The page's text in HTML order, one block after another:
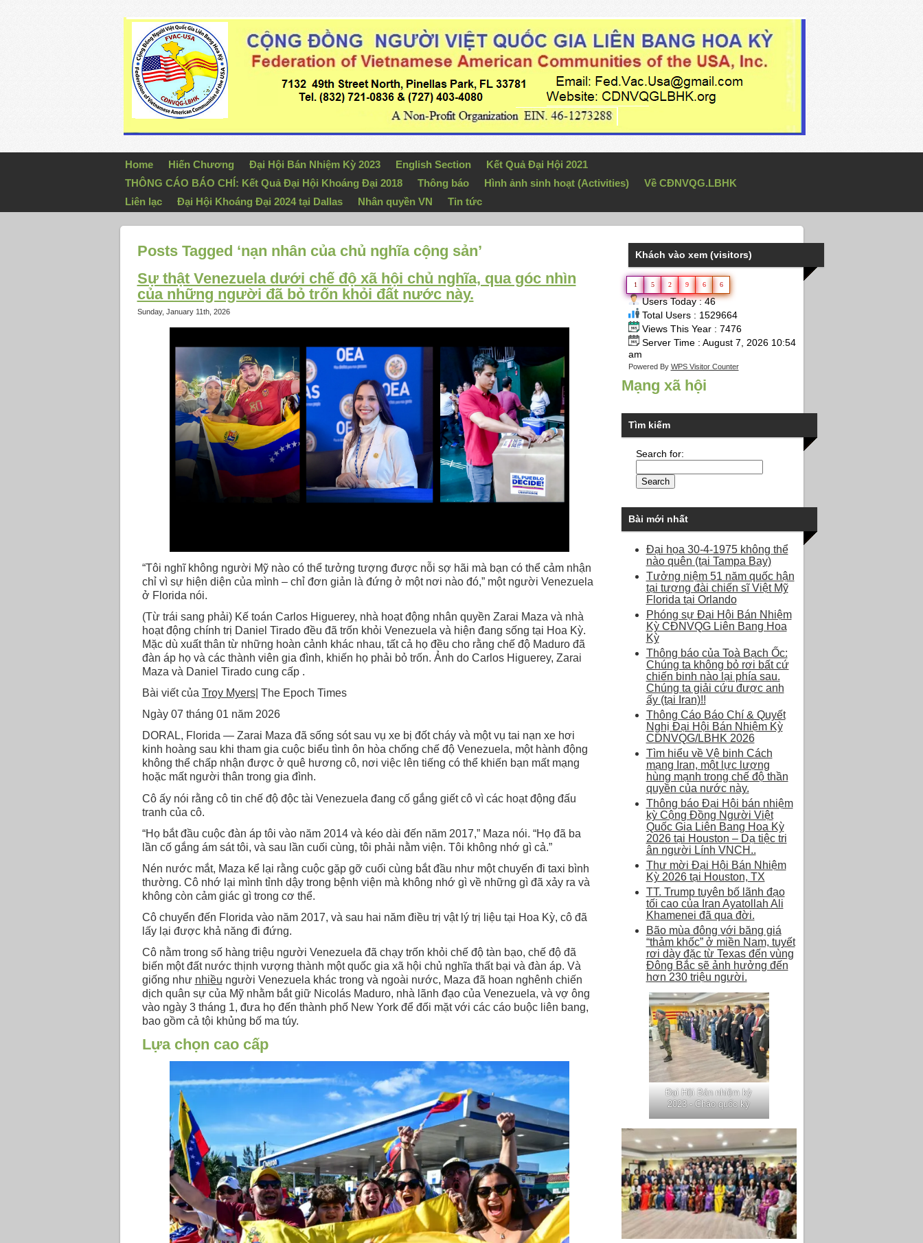
Home Hiến Chương Đại Hội Bán Nhiệm Kỳ 2023 English Section
Kết Quả Đại Hội 2021
THÔNG CÁO BÁO CHÍ: Kết Quả Đại Hội Khoáng Đại 2018
Thông báo Hình ảnh sinh hoạt (Activities)
Về CĐNVQG.LBHK
Liên lạc
Đại Hội Khoáng Đại 2024 tại Dallas Nhân quyền VN Tin tức
Posts Tagged ‘nạn nhân của chủ nghĩa cộng sản’
Sự thật Venezuela dưới chế độ xã hội chủ nghĩa, qua góc nhìn
của những người đã bỏ trốn khỏi đất nước này.
Sunday, January 11th, 2026
“Tôi nghĩ không người Mỹ nào có thể tưởng tượng được nỗi sợ hãi mà bạn có thể cảm nhận
chỉ vì sự hiện diện của mình – chỉ đơn giản là đứng ở một nơi nào đó,” một người Venezuela
ở Florida nói.
(Từ trái sang phải) Kế toán Carlos Higuerey, nhà hoạt động nhân quyền Zarai Maza và nhà
hoạt động chính trị Daniel Tirado đều đã trốn khỏi Venezuela và hiện đang sống tại Hoa Kỳ.
Mặc dù xuất thân từ những hoàn cảnh khác nhau, tất cả họ đều cho rằng chế độ Maduro đã
đàn áp họ và các thành viên gia đình, khiến họ phải bỏ trốn. Ảnh do Carlos Higuerey, Zarai
Maza và Daniel Tirado cung cấp .
Bài viết của Troy Myers| The Epoch Times
Ngày 07 tháng 01 năm 2026
DORAL, Florida — Zarai Maza đã sống sót sau vụ xe bị đốt cháy và một vụ tai nạn xe hơi
kinh hoàng sau khi tham gia cuộc biểu tình ôn hòa chống chế độ Venezuela, một hành động
không thể chấp nhận được ở quê hương cô, nơi việc lên tiếng có thể khiến bạn mất mạng
hoặc mất người thân trong gia đình.
Cô ấy nói rằng cô tin chế độ độc tài Venezuela đang cố gắng giết cô vì các hoạt động đấu
tranh của cô.
“Họ bắt đầu cuộc đàn áp tôi vào năm 2014 và kéo dài đến năm 2017,” Maza nói. “Họ đã ba
lần cố gắng ám sát tôi, và sau lần cuối cùng, tôi phải nằm viện. Tôi không nhớ gì cả.”
Nén nước mắt, Maza kể lại rằng cuộc gặp gỡ cuối cùng bắt đầu như một chuyến đi taxi bình
thường. Cô nhớ lại mình tỉnh dậy trong bệnh viện mà không nhớ gì về những gì đã xảy ra và
không còn cảm giác gì trong cơ thể.
Cô chuyển đến Florida vào năm 2017, và sau hai năm điều trị vật lý trị liệu tại Hoa Kỳ, cô đã
lấy lại được khả năng đi đứng.
Cô nằm trong số hàng triệu người Venezuela đã chạy trốn khỏi chế độ tàn bạo, chế độ đã
biến một đất nước thịnh vượng thành một quốc gia xã hội chủ nghĩa thất bại và đàn áp. Và
giống như nhiều người Venezuela khác trong và ngoài nước, Maza đã hoan nghênh chiến
dịch quân sự của Mỹ nhằm bắt giữ Nicolás Maduro, nhà lãnh đạo của Venezuela, và vợ ông
vào ngày 3 tháng 1, đưa họ đến thành phố New York để đối mặt với các cáo buộc liên bang,
bao gồm cả tội khủng bố ma túy.
Lựa chọn cao cấp
Khách vào xem (visitors)
1 5 2 9 6 6
Users Today : 46
Total Users : 1529664
Views This Year : 7476
Server Time : August 7, 2026 10:54
am
Powered By WPS Visitor Counter
Mạng xã hội
Tìm kiếm
Search for:
Bài mới nhất
Đại họa 30-4-1975 không thể
nào quên (tại Tampa Bay)
Tưởng niệm 51 năm quốc hận
tại tượng đài chiến sĩ Việt Mỹ
Florida tại Orlando
Phóng sự Đại Hội Bán Nhiệm
Kỳ CĐNVQG Liên Bang Hoa
Kỳ
Thông báo của Toà Bạch Ốc:
Chúng ta không bỏ rơi bất cứ
chiến binh nào lại phía sau.
Chúng ta giải cứu được anh
ấy (tại Iran)!!
Thông Cáo Báo Chí & Quyết
Nghị Đại Hội Bán Nhiệm Kỳ
CDNVQG/LBHK 2026
Tìm hiểu về Vệ binh Cách
mạng Iran, một lực lượng
hùng mạnh trong chế độ thần
quyền của nước này.
Thông báo Đại Hội bán nhiệm
kỳ Cộng Đồng Người Việt
Quốc Gia Liên Bang Hoa Kỳ
2026 tại Houston – Dạ tiệc tri
ân người Lính VNCH..
Thư mời Đại Hội Bán Nhiệm
Kỳ 2026 tại Houston, TX
TT. Trump tuyên bố lãnh đạo
tối cao của Iran Ayatollah Ali
Khamenei đã qua đời.
Bão mùa đông với băng giá
“thảm khốc” ở miền Nam, tuyết
rơi dày đặc từ Texas đến vùng
Đông Bắc sẽ ảnh hưởng đến
hơn 230 triệu người.
Đại Hội Bán nhiệm kỳ
2023 - Chào quốc kỳ